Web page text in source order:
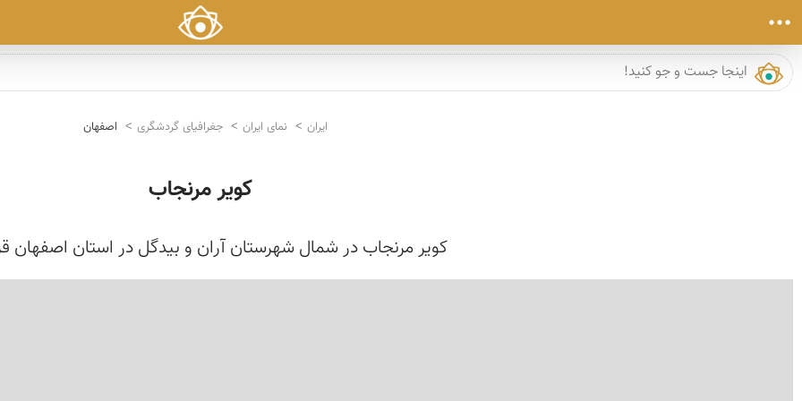
ایران نمای ایران جغرافیای گردشگری اصفهان
کویر مرنجاب
کویر مرنجاب در شمال شهرستان آران و بیدگل در استان اصفهان